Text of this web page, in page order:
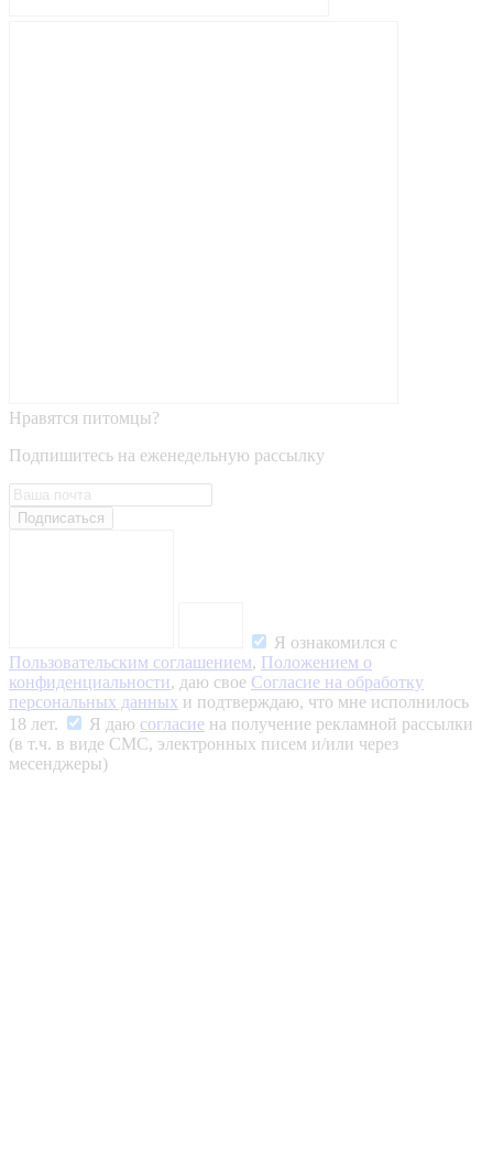
Нравятся питомцы?
Подпишитесь на еженедельную рассылку
Подписаться
Я ознакомился с
Пользовательским соглашением, Положением о
конфиденциальности, даю свое Согласие на обработку
персональных данных и подтверждаю, что мне исполнилось
18 лет.
Я даю согласие на получение рекламной рассылки
(в т.ч. в виде СМС, электронных писем и/или через
месенджеры)